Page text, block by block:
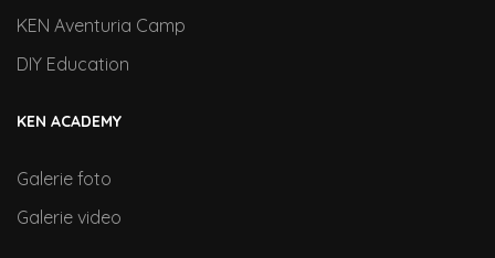
KEN Aventuria Camp
DIY Education
KEN ACADEMY
Galerie foto
Galerie video